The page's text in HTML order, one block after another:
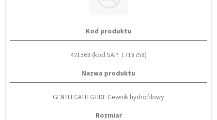
Kod produktu
421568 (kod SAP: 1718758)
Nazwa produktu
GENTLECATH GLIDE Cewnik hydrofilowy
Rozmiar